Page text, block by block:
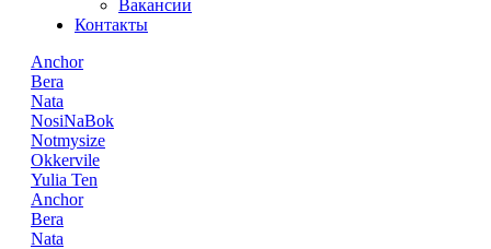
Вакансии
Контакты
Anchor
Bera
Nata
NosiNaBok
Notmysize
Okkervile
Yulia Ten
Anchor
Bera
Nata